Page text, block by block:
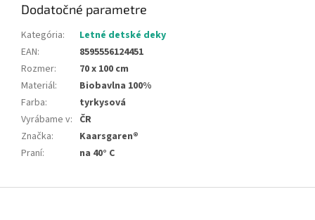
Dodatočné parametre
Kategória:
Letné detské deky
EAN:
8595556124451
Rozmer:
70 x 100 cm
Materiál:
Biobavlna 100%
Farba:
tyrkysová
Vyrábame v: ČR
Značka:
Kaarsgaren®
Praní: na 40° C